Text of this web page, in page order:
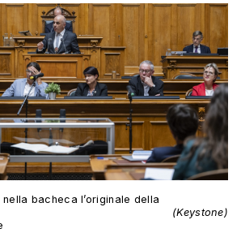
bacheca l’originale della
(Keystone)